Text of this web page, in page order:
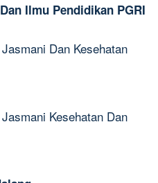
Ilmu Pendidikan PGRI
Dan Kesehatan
Kesehatan Dan